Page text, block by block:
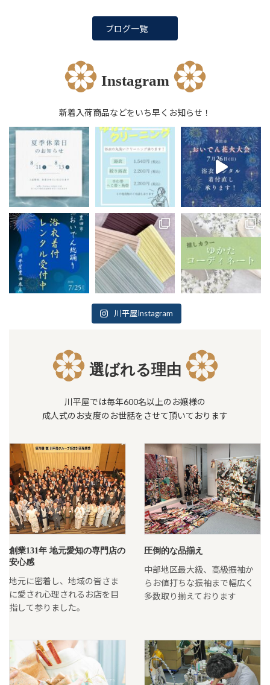
ブログ一覧
Instagram
新着入荷商品などをいち早くお知らせ！
川平屋Instagram
選ばれる理由
川平屋では毎年600名以上のお嬢様の
成人式のお支度のお世話をさせて頂いております
創業131年 地元愛知の専門店の
安心感
地元に密着し、地域の皆さま
に愛され心理されるお店を目
指して参りました。
圧倒的な品揃え
中部地区最大級、高級振袖か
らお値打ちな振袖まで幅広く
多数取り揃えております